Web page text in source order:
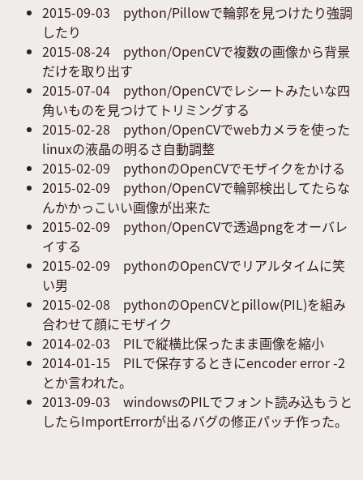
2015-09-03
python/Pillowで輪郭を見つけたり強調
したり
2015-08-24
python/OpenCVで複数の画像から背景
だけを取り出す
2015-07-04
python/OpenCVでレシートみたいな四
角いものを見つけてトリミングする
2015-02-28
python/OpenCVでwebカメラを使った
linuxの液晶の明るさ自動調整
2015-02-09
pythonのOpenCVでモザイクをかける
2015-02-09
python/OpenCVで輪郭検出してたらな
んかかっこいい画像が出来た
2015-02-09
python/OpenCVで透過pngをオーバレ
イする
2015-02-09
pythonのOpenCVでリアルタイムに笑
い男
2015-02-08
pythonのOpenCVとpillow(PIL)を組み
合わせて顔にモザイク
2014-02-03
PILで縦横比保ったまま画像を縮小
2014-01-15
PILで保存するときにencoder error -2
とか言われた。
2013-09-03
windowsのPILでフォント読み込もうと
したらImportErrorが出るバグの修正パッチ作った。